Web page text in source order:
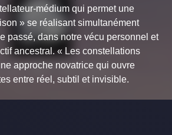
médium qui permet une
» se réalisant simultanément
passé, dans notre vécu personnel et
ancestral. « Les constellations
approche novatrice qui ouvre
entre réel, subtil et invisible.